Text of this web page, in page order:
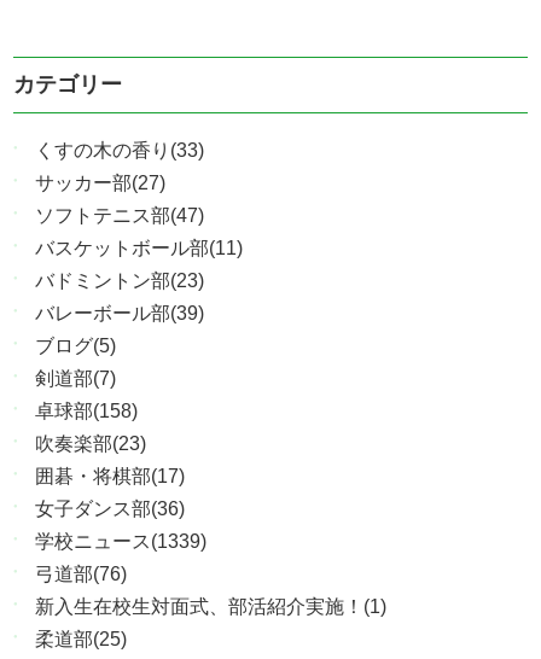
カテゴリー
くすの木の香り(33)
サッカー部(27)
ソフトテニス部(47)
バスケットボール部(11)
バドミントン部(23)
バレーボール部(39)
ブログ(5)
剣道部(7)
卓球部(158)
吹奏楽部(23)
囲碁・将棋部(17)
女子ダンス部(36)
学校ニュース(1339)
弓道部(76)
新入生在校生対面式、部活紹介実施！(1)
柔道部(25)